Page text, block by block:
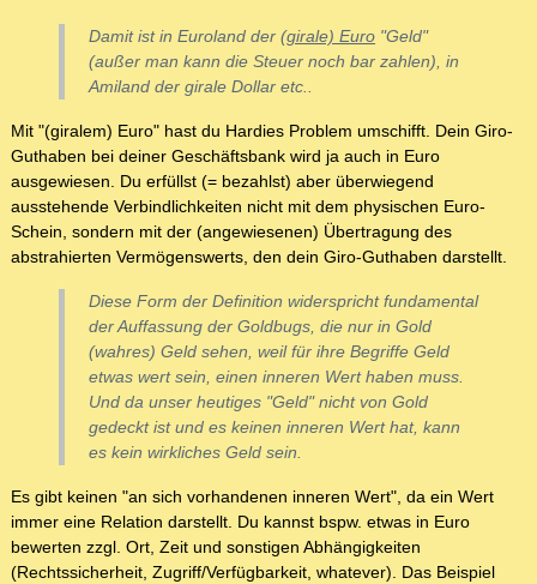
Damit ist in Euroland der (girale) Euro "Geld"
(außer man kann die Steuer noch bar zahlen), in
Amiland der girale Dollar etc..
Mit "(giralem) Euro" hast du Hardies Problem umschifft. Dein Giro-
Guthaben bei deiner Geschäftsbank wird ja auch in Euro
ausgewiesen. Du erfüllst (= bezahlst) aber überwiegend
ausstehende Verbindlichkeiten nicht mit dem physischen Euro-
Schein, sondern mit der (angewiesenen) Übertragung des
abstrahierten Vermögenswerts, den dein Giro-Guthaben darstellt.
Diese Form der Definition widerspricht fundamental
der Auffassung der Goldbugs, die nur in Gold
(wahres) Geld sehen, weil für ihre Begriffe Geld
etwas wert sein, einen inneren Wert haben muss.
Und da unser heutiges "Geld" nicht von Gold
gedeckt ist und es keinen inneren Wert hat, kann
es kein wirkliches Geld sein.
Es gibt keinen "an sich vorhandenen inneren Wert", da ein Wert
immer eine Relation darstellt. Du kannst bspw. etwas in Euro
bewerten zzgl. Ort, Zeit und sonstigen Abhängigkeiten
(Rechtssicherheit, Zugriff/Verfügbarkeit, whatever). Das Beispiel